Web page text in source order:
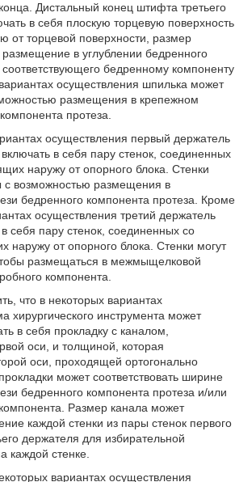
Дистальный конец штифта третьего
в себя плоскую торцевую поверхность
от торцевой поверхности, размер
размещение в углублении бедренного
бедренному компоненту
осуществления шпилька может
размещения в крепежном
протеза.
осуществления первый держатель
в себя пару стенок, соединенных
наружу от опорного блока. Стенки
с возможностью размещения в
бедренного компонента протеза. Кроме
осуществления третий держатель
себя пару стенок, соединенных со
от опорного блока. Стенки могут
размещаться в межмыщелковой
компонента.
что в некоторых вариантах
хирургического инструмента может
в себя прокладку с каналом,
оси, и толщиной, которая
оси, проходящей ортогонально
может соответствовать ширине
бедренного компонента протеза и/или
Размер канала может
каждой стенки из пары стенок первого
держателя для избирательной
каждой стенке.
вариантах осуществления